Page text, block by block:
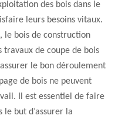
des bois dans le
leurs besoins vitaux.
le bois de construction
travaux de coupe de bois
le bon déroulement
de bois ne peuvent
Il est essentiel de faire
but d’assurer la